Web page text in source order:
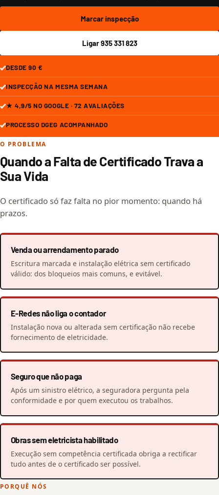
Marcar inspecção
Ligar 935 331 823
DESDE 90 €
INSPECÇÃO NA MESMA SEMANA
★ 4,9/5 NO GOOGLE · 72 AVALIAÇÕES
PROCESSO DGEG ACOMPANHADO
O PROBLEMA
Quando a Falta de Certificado Trava a
Sua Vida
O certificado só faz falta no pior momento: quando há
prazos.
Venda ou arrendamento parado
Escritura marcada e instalação elétrica sem certificado
válido: dos bloqueios mais comuns, e evitável.
E-Redes não liga o contador
Instalação nova ou alterada sem certificação não recebe
fornecimento de eletricidade.
Seguro que não paga
Após um sinistro elétrico, a seguradora pergunta pela
conformidade e por quem executou os trabalhos.
Obras sem eletricista habilitado
Execução sem competência certificada obriga a rectificar
tudo antes de o certificado ser possível.
PORQUÊ NÓS